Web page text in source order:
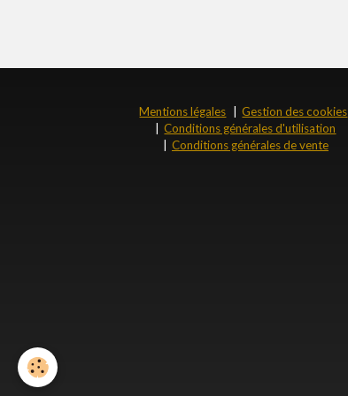
Mentions légales
Gestion des cookies
Conditions générales d'utilisation
Conditions générales de vente